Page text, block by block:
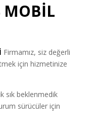
MOBİL
Firmamız, siz değerli
için hizmetinize
sık beklenmedik
sürücüler için